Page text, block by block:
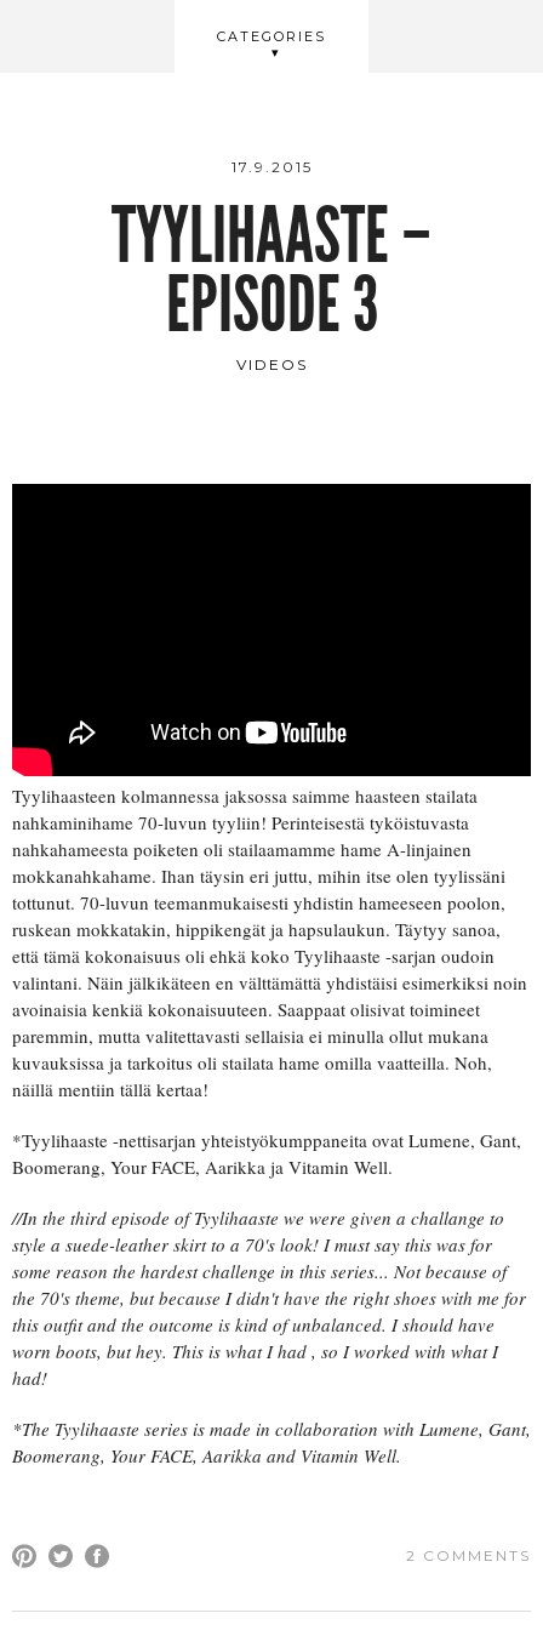
CATEGORIES
BEAUTY
17.9.2015
TYYLIHAASTE –
EPISODE 3
VIDEOS
Tyylihaasteen kolmannessa jaksossa saimme haasteen stailata
nahkaminihame 70-luvun tyyliin! Perinteisestä tyköistuvasta
nahkahameesta poiketen oli stailaamamme hame A-linjainen
mokkanahkahame. Ihan täysin eri juttu, mihin itse olen tyylissäni
tottunut. 70-luvun teemanmukaisesti yhdistin hameeseen poolon,
ruskean mokkatakin, hippikengät ja hapsulaukun. Täytyy sanoa,
että tämä kokonaisuus oli ehkä koko Tyylihaaste -sarjan oudoin
valintani. Näin jälkikäteen en välttämättä yhdistäisi esimerkiksi noin
avoinaisia kenkiä kokonaisuuteen. Saappaat olisivat toimineet
paremmin, mutta valitettavasti sellaisia ei minulla ollut mukana
kuvauksissa ja tarkoitus oli stailata hame omilla vaatteilla. Noh,
näillä mentiin tällä kertaa!
*Tyylihaaste -nettisarjan yhteistyökumppaneita ovat Lumene, Gant,
Boomerang, Your FACE, Aarikka ja Vitamin Well.
//In the third episode of Tyylihaaste we were given a challange to
style a suede-leather skirt to a 70's look! I must say this was for
some reason the hardest challenge in this series... Not because of
the 70's theme, but because I didn't have the right shoes with me for
this outfit and the outcome is kind of unbalanced. I should have
worn boots, but hey. This is what I had , so I worked with what I
had!
*The Tyylihaaste series is made in collaboration with Lumene, Gant,
Boomerang, Your FACE, Aarikka and Vitamin Well.
2 COMMENTS